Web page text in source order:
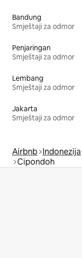
Bandung
Smještaji za odmor
Penjaringan
Smještaji za odmor
Lembang
Smještaji za odmor
Jakarta
Smještaji za odmor
Airbnb Indonezija
Cipondoh